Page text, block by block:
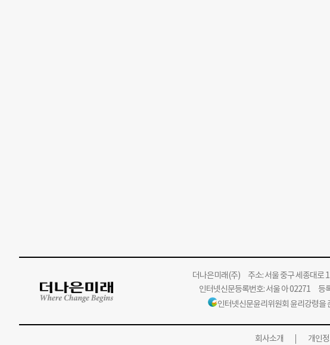
더나은미래(주)주소: 서울 중구 세종대로
인터넷신문등록번호: 서울 아 02271 등
인터넷신문윤리위원회 윤리강령을
회사소개 개인